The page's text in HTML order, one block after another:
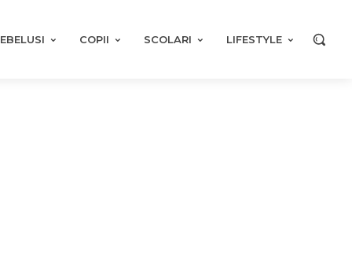
COPII SCOLARI LIFESTYLE